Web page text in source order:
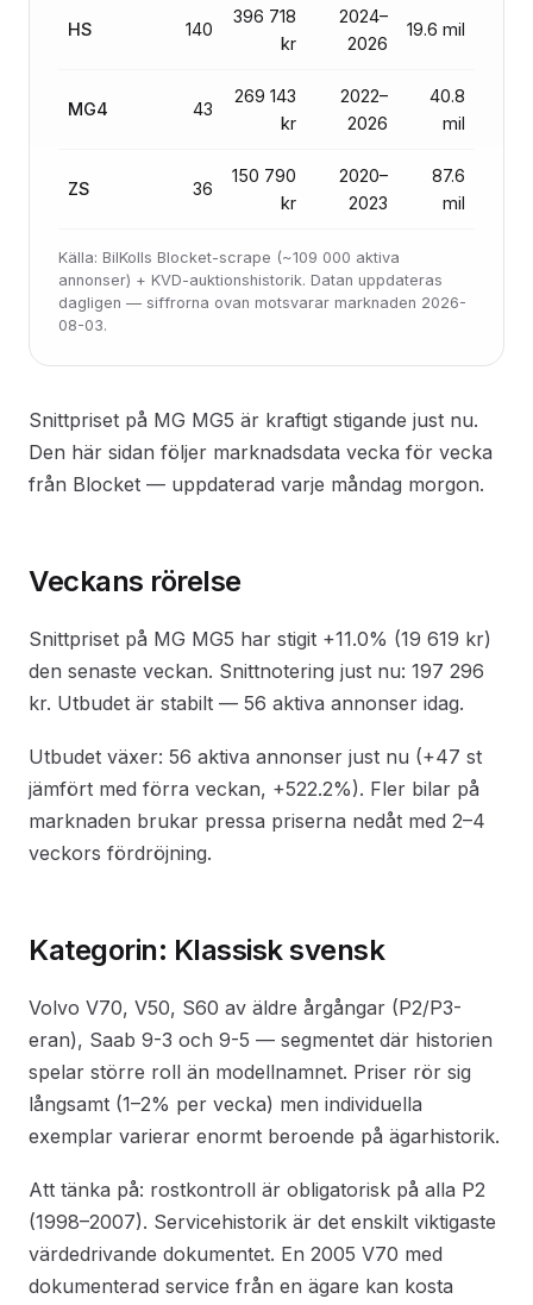
HS 140
396 718
kr
2024–
2026
19.6 mil
MG4 43
269 143
kr
2022–
2026
40.8
mil
ZS 36
150 790
kr
2020–
2023
87.6
mil
Källa: BilKolls Blocket-scrape (~109 000 aktiva
annonser) + KVD-auktionshistorik. Datan uppdateras
dagligen — siffrorna ovan motsvarar marknaden 2026-
08-03.
Snittpriset på MG MG5 är kraftigt stigande just nu.
Den här sidan följer marknadsdata vecka för vecka
från Blocket — uppdaterad varje måndag morgon.
Veckans rörelse
Snittpriset på MG MG5 har stigit +11.0% (19 619 kr)
den senaste veckan. Snittnotering just nu: 197 296
kr. Utbudet är stabilt — 56 aktiva annonser idag.
Utbudet växer: 56 aktiva annonser just nu (+47 st
jämfört med förra veckan, +522.2%). Fler bilar på
marknaden brukar pressa priserna nedåt med 2–4
veckors fördröjning.
Kategorin: Klassisk svensk
Volvo V70, V50, S60 av äldre årgångar (P2/P3-
eran), Saab 9-3 och 9-5 — segmentet där historien
spelar större roll än modellnamnet. Priser rör sig
långsamt (1–2% per vecka) men individuella
exemplar varierar enormt beroende på ägarhistorik.
Att tänka på: rostkontroll är obligatorisk på alla P2
(1998–2007). Servicehistorik är det enskilt viktigaste
värdedrivande dokumentet. En 2005 V70 med
dokumenterad service från en ägare kan kosta